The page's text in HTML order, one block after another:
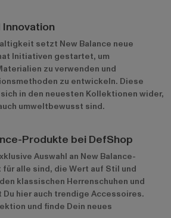
Innovation
setzt New Balance neue
Initiativen gestartet, um
zu verwenden und
zu entwickeln. Diese
in den neuesten Kollektionen wider,
umweltbewusst sind.
Produkte bei DefShop
Auswahl an New Balance-
alle sind, die Wert auf Stil und
klassischen Herrenschuhen und
Du hier auch trendige Accessoires.
und finde Dein neues